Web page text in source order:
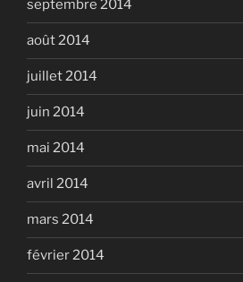
septembre 2014
août 2014
juillet 2014
juin 2014
mai 2014
avril 2014
mars 2014
février 2014